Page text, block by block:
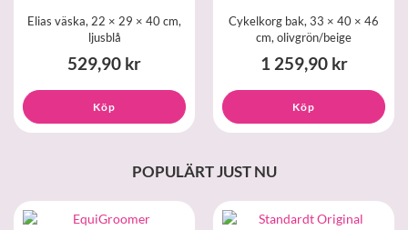
Elias väska, 22 × 29 × 40 cm,
ljusblå
529,90 kr
Köp
Cykelkorg bak, 33 × 40 × 46
cm, olivgrön/beige
1 259,90 kr
Köp
POPULÄRT JUST NU